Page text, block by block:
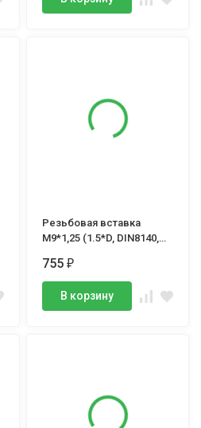
Резьбовая вставка
М9*1,25 (1.5*D, DIN8140,
755₽
В корзину